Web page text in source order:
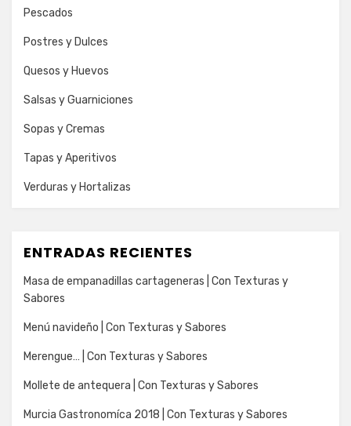
Pescados
Postres y Dulces
Quesos y Huevos
Salsas y Guarniciones
Sopas y Cremas
Tapas y Aperitivos
Verduras y Hortalizas
ENTRADAS RECIENTES
Masa de empanadillas cartageneras | Con Texturas y
Sabores
Menú navideño | Con Texturas y Sabores
Merengue… | Con Texturas y Sabores
Mollete de antequera | Con Texturas y Sabores
Murcia Gastronomíca 2018 | Con Texturas y Sabores